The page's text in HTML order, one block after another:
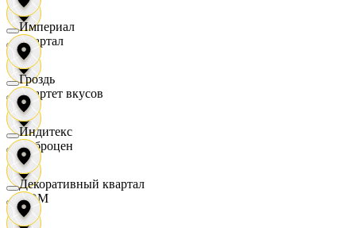
Квартал
Квартет вкусов
Доброцен
ДОМ
Империал
Гроздь
Индитекс
Декоративный квартал